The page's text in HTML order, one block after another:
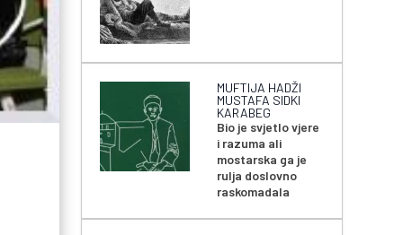
MUFTIJA HADŽI
MUSTAFA SIDKI
KARABEG
Bio je svjetlo vjere
i razuma ali
mostarska ga je
rulja doslovno
raskomadala